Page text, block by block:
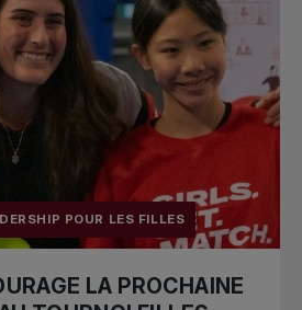
POUR LES FILLES
LA PROCHAINE